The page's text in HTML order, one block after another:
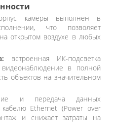
камеры выполнен в
что позволяет
на открытом воздухе в любых
встроенная ИК-подсветка
видеонаблюдение в полной
объектов на значительном
и передача данных
Ethernet (Power over
и снижает затраты на